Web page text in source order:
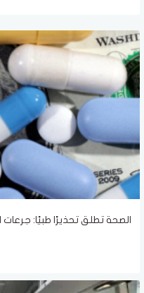
الصحة تطلق تحذيرًا طبيًا: